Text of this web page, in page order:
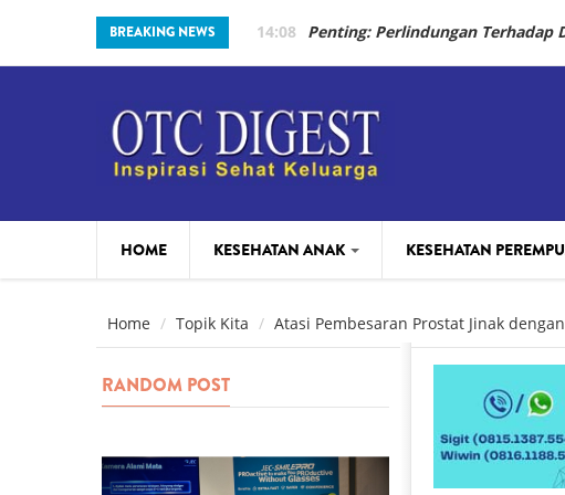
Skip to main content
BREAKING NEWS 14:08 Penting: Perlindungan Terhadap
HOME KESEHATAN ANAK
PARENTING
KESEHATAN
BEAUTY
Home Topik Kita Atasi Pembesaran Prostat Jinak
RANDOM POST